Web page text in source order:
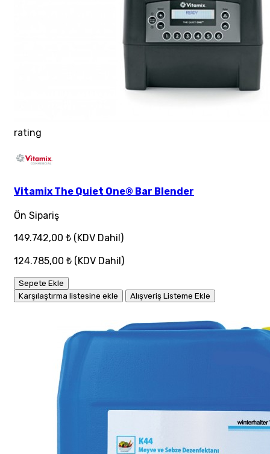
rating
Vitamix The Quiet One® Bar Blender
Ön Sipariş
149.742,00 ₺ (KDV Dahil)
124.785,00 ₺ (KDV Dahil)
Sepete Ekle
Karşılaştırma listesine ekle
Alışveriş Listeme Ekle